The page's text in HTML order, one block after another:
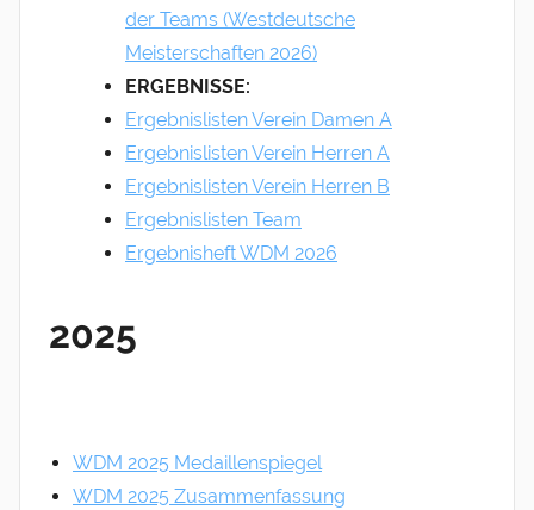
der Teams (Westdeutsche
Meisterschaften 2026)
ERGEBNISSE:
Ergebnislisten Verein Damen A
Ergebnislisten Verein Herren A
Ergebnislisten Verein Herren B
Ergebnislisten Team
Ergebnisheft WDM 2026
2025
WDM 2025 Medaillenspiegel
WDM 2025 Zusammenfassung